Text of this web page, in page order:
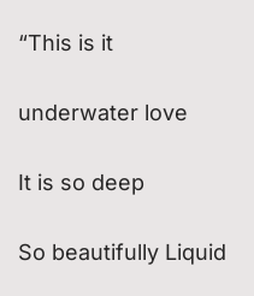
“This is it
underwater love
It is so deep
So beautifully Liquid